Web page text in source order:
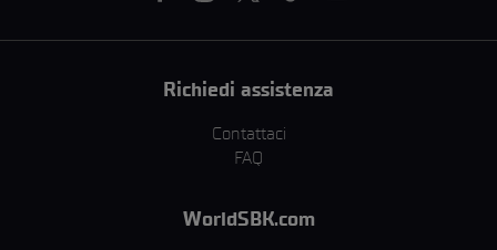
Richiedi assistenza
Contattaci
FAQ
WorldSBK.com